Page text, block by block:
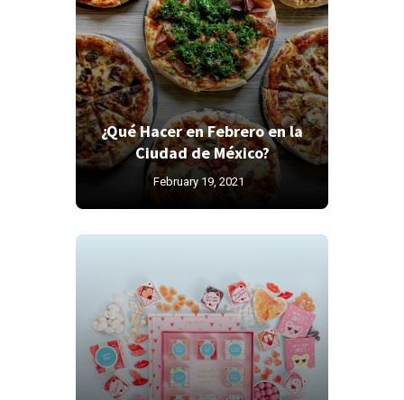
¿Qué Hacer en Febrero en la
Ciudad de México?
February 19, 2021